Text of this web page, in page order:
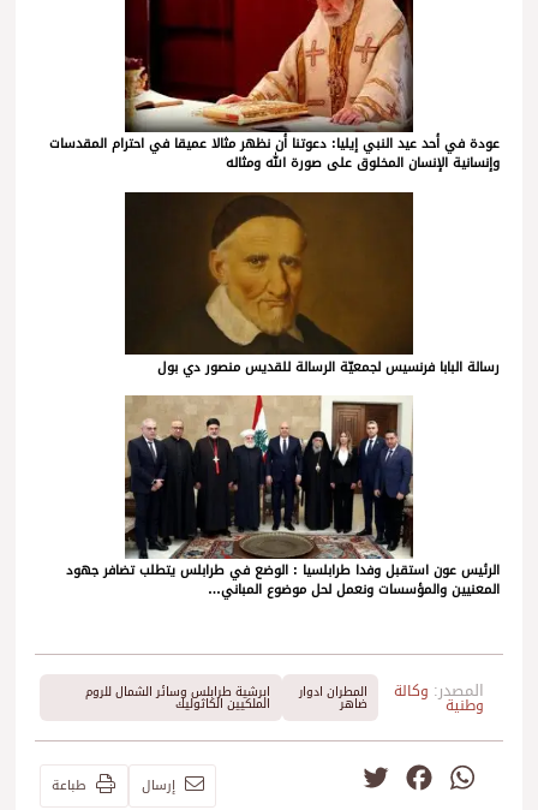
عودة في أحد عيد النبي إيليا: دعوتنا أن نظهر مثالا عميقا في احترام المقدسات
وإنسانية الإنسان المخلوق على صورة الله ومثاله
رسالة البابا فرنسيس لجمعيّة الرسالة للقديس منصور دي بول
الرئيس عون استقبل وفدا طرابلسيا : الوضع في طرابلس يتطلب تضافر جهود
المعنيين والمؤسسات ونعمل لحل موضوع المباني…
المصدر: وكالة
وطنية
المطران ادوار
ضاهر
ابرشية طرابلس وسائر الشمال للروم
الملكيين الكاثوليك
WhatsApp
Facebook إرسال طباعة